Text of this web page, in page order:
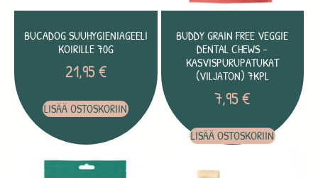
BUCADOG SUUHYGIENIAGEELI
KOIRILLE 70G
21,95€
LISÄÄ OSTOSKORIIN
BUDDY GRAIN FREE VEGGIE
DENTAL CHEWS –
KASVISPURUPATUKAT
(VILJATON) 7KPL
7,95€
LISÄÄ OSTOSKORIIN